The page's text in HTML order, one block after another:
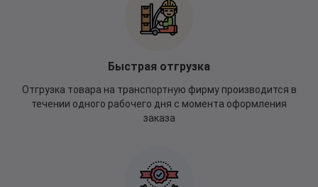
Быстрая отгрузка
Отгрузка товара на транспортную фирму производится в
течении одного рабочего дня с момента оформления
заказа